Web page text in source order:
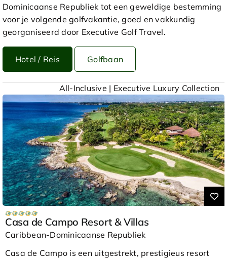
Dominicaanse Republiek tot een geweldige bestemming
voor je volgende golfvakantie, goed en vakkundig
georganiseerd door Executive Golf Travel.
Hotel / Reis Golfbaan
All-Inclusive | Executive Luxury Collection
Casa de Campo Resort & Villas
Caribbean-Dominicaanse Republiek
Casa de Campo is een uitgestrekt, prestigieus resort